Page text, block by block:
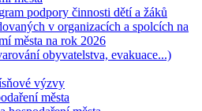
podpory činnosti dětí a žáků
v organizacích a spolcích na
města na rok 2026
obyvatelstva, evakuace...)
výzvy
města